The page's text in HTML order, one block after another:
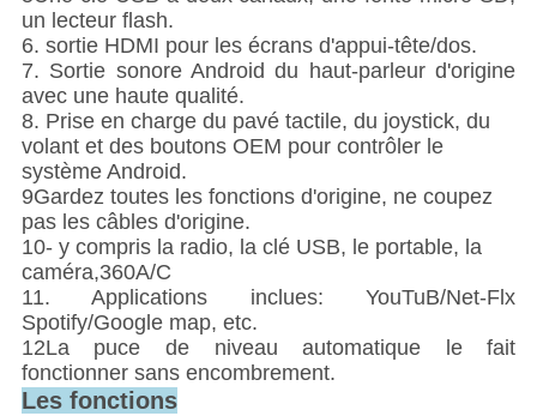
un lecteur flash.
6. sortie HDMI pour les écrans d'appui-tête/dos.
7. Sortie sonore Android du haut-parleur d'origine
avec une haute qualité.
8. Prise en charge du pavé tactile, du joystick, du
volant et des boutons OEM pour contrôler le
système Android.
9Gardez toutes les fonctions d'origine, ne coupez
pas les câbles d'origine.
10- y compris la radio, la clé USB, le portable, la
caméra,360A/C
11. Applications inclues: YouTuB/Net-Flx
Spotify/Google map, etc.
12La puce de niveau automatique le fait
fonctionner sans encombrement.
Les fonctions